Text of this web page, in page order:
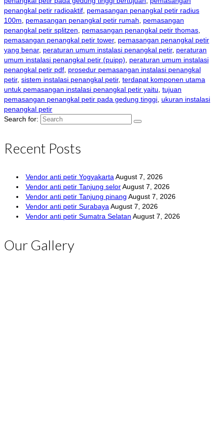
penangkal petir radioaktif pemasangan penangkal petir radius
100m
pemasangan penangkal petir rumah
pemasangan
penangkal petir splitzen
pemasangan penangkal petir thomas
pemasangan penangkal petir tower, pemasangan penangkal petir
yang benar, peraturan umum instalasi penangkal petir, peraturan
umum instalasi penangkal petir (puipp)
peraturan umum instalasi
penangkal petir pdf prosedur pemasangan instalasi penangkal
petir, sistem instalasi penangkal petir, terdapat komponen utama
untuk pemasangan instalasi penangkal petir yaitu tujuan
pemasangan penangkal petir pada gedung tinggi ukuran instalasi
penangkal petir
Search for:
Recent Posts
Vendor anti petir Yogyakarta August 7, 2026
Vendor anti petir Tanjung selorAugust 7, 2026
Vendor anti petir Tanjung pinang August 7, 2026
Vendor anti petir Surabaya August 7, 2026
Vendor anti petir Sumatra Selatan August 7, 2026
Our Gallery